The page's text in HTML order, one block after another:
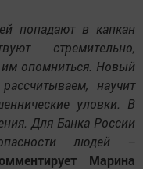
попадают в капкан
стремительно,
им опомниться. Новый
научит
уловки. В
Для Банка России
людей –
Марина